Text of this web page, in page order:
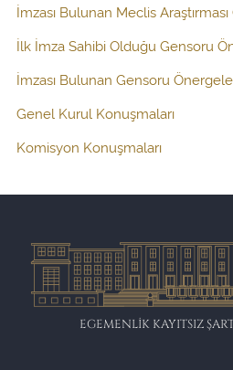
İmzası Bulunan Meclis
İlk İmza Sahibi Olduğu Gensoru
İmzası Bulunan Gensoru
Genel Kurul Konuşmaları
Komisyon Konuşmaları
EGEMENLİK KAYITSIZ